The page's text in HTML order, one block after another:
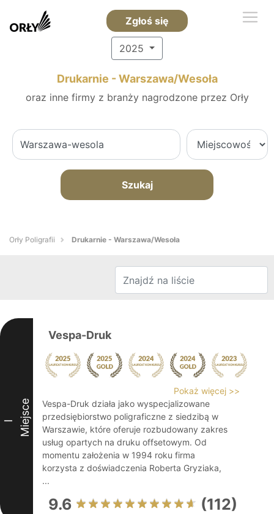
Zgłoś się
2025
Drukarnie - Warszawa/Wesoła
oraz inne firmy z branży nagrodzone przez Orły
Szukaj
Orły Poligrafii Drukarnie - Warszawa/Wesoła
I Miejsce
Vespa-Druk
Pokaż więcej >>
Vespa-Druk działa jako wyspecjalizowane
przedsiębiorstwo poligraficzne z siedzibą w
Warszawie, które oferuje rozbudowany zakres
usług opartych na druku offsetowym. Od
momentu założenia w 1994 roku firma
korzysta z doświadczenia Roberta Gryziaka,
...
9.6 (112)